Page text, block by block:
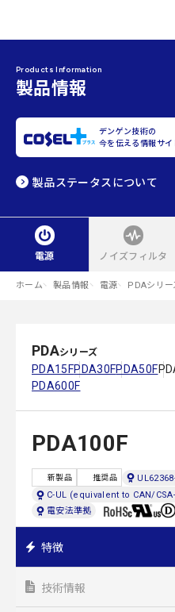
Products Information
製品情報
デンゲン技術の
今を伝える情報サイ
製品ステータスについて
電源 ノイズフィルタ
ホーム 製品情報 電源 PDAシリー
PDAシリーズ
PDA15FPDA30FPDA50F
PDA600F
PDA100F
新製品 推奨品
C-UL (equivalent to CAN/
電安法準拠
特徴
技術情報